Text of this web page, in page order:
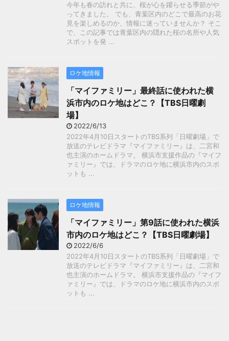
今年も春の訪れと共に、桜が心を躍らせる季節がや
ってきました。 でも、青葉区内のどこで最高のお花
見を楽しめるのか、情報に迷っていませんか？ そこ
で、この記事では青葉区内の隠れた桜の名所や人気
スポットを発 ...
ロケ地情報
「マイファミリー」最終話に使われた横
浜市内のロケ地はどこ？【TBS日曜劇
場】
2022/6/13
2022年4月10日スタートのTBS系列「日曜劇場」で
放送のテレビドラマ『マイファミリー』は、二宮和
也主演のホームドラマ。 横浜市支援作品の『マイフ
ァミリー』では、ドラマのロケ地に横浜市内のスポ
ットも ...
ロケ地情報
「マイファミリー」第9話に使われた横浜
市内のロケ地はどこ？【TBS日曜劇場】
2022/6/6
2022年4月10日スタートのTBS系列「日曜劇場」で
放送のテレビドラマ『マイファミリー』は、二宮和
也主演のホームドラマ。 横浜市支援作品の『マイフ
ァミリー』では、ドラマのロケ地に横浜市内のスポ
ットも ...